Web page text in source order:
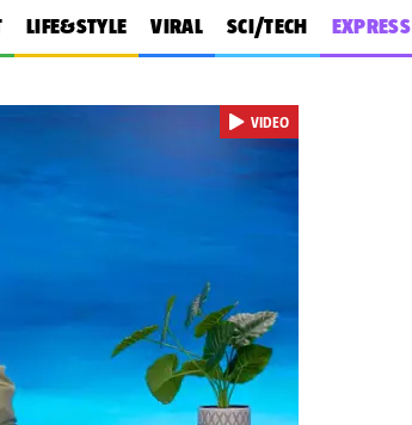
LIFE&STYLE VIRAL SCI/TECH EXPRESS
VIDEO